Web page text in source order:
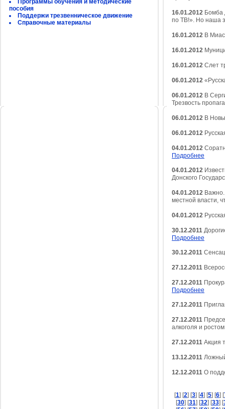
Программы обучения и методические
пособия
Поддержи трезвенническое движение
Справочные материалы
16.01.2012 Бомба
по ТВ!». Но наша
16.01.2012 В
16.01.2012
16.01.2012 Слет
06.01.2012
06.01.2012 В
Трезвость
06.01.2012 В
06.01.2012
04.01.2012
Подробнее
04.01.2012
Донского
04.01.2012
местной власти,
04.01.2012
30.12.2011
Подробнее
30.12.2011
27.12.2011
27.12.2011
Подробнее
27.12.2011
27.12.2011
алкоголя и
27.12.2011 Акция
13.12.2011
12.12.2011 О
[1] [2] [3] [4] [5] [6] [
[30] [31] [32] [33] [